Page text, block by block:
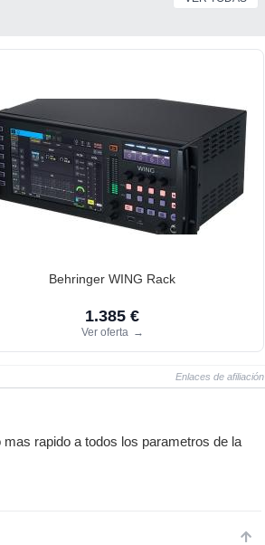
Behringer WING Rack
1.385 €
Ver oferta →
Enlaces de afiliación
rapido a todos los parametros de la